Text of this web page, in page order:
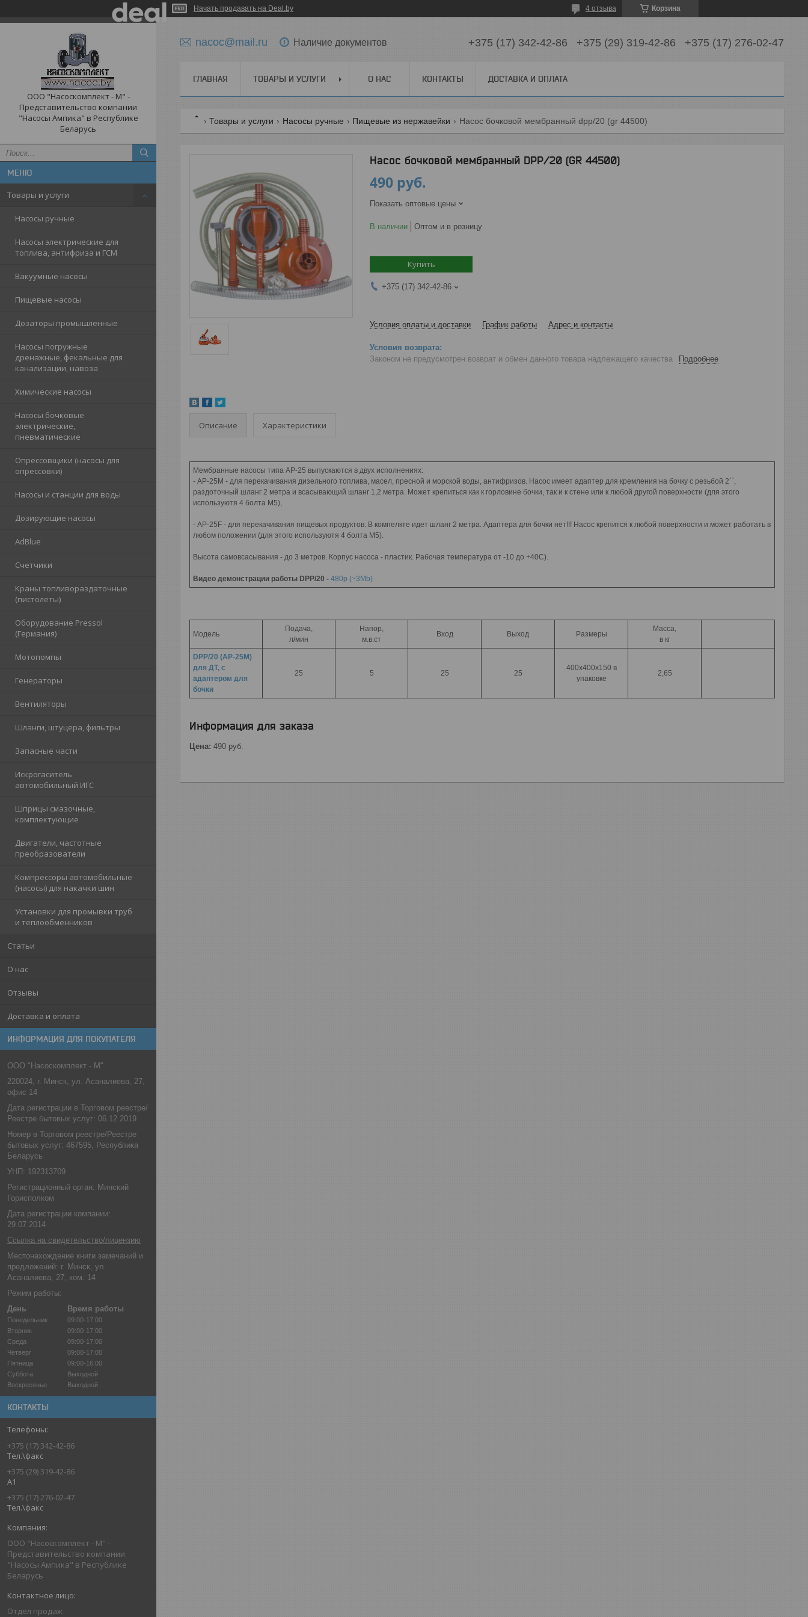
Начать продавать на Deal.by Корзина
4 отзыва
ООО "Насоскомплект - М" -
Представительство компании
"Насосы Ампика" в Республике
Беларусь
Товары и услуги
Насосы ручные
Насосы электрические для
топлива, антифриза и ГСМ
Вакуумные насосы
Пищевые насосы
Дозаторы промышленные
Насосы погружные
дренажные, фекальные для
канализации, навоза
Химические насосы
Насосы бочковые
электрические,
пневматические
Опрессовщики (насосы для
опрессовки)
Насосы и станции для воды
Дозирующие насосы
AdBlue
Счетчики
Краны топливораздаточные
(пистолеты)
Оборудование Pressol
(Германия)
Мотопомпы
Генераторы
Вентиляторы
Шланги, штуцера, фильтры
Запасные части
Искрогаситель
автомобильный ИГС
Шприцы смазочные,
комплектующие
Двигатели, частотные
преобразователи
Компрессоры автомобильные
(насосы) для накачки шин
Установки для промывки труб
и теплообменников
Статьи
О нас
Отзывы
Доставка и оплата
ИНФОРМАЦИЯ ДЛЯ ПОКУПАТЕЛЯ
ООО "Насоскомплект - М"
220024, г. Минск, ул. Асаналиева, 27,
офис 14
Дата регистрации в Торговом реестре/
Реестре бытовых услуг: 06.12.2019
Номер в Торговом реестре/Реестре
бытовых услуг: 467595, Республика
Беларусь
УНП: 192313709
Регистрационный орган: Минский
Горисполком
Дата регистрации компании:
29.07.2014
Ссылка на свидетельство/лицензию
Местонахождение книги замечаний и
предложений: г. Минск, ул.
Асаналиева, 27, ком. 14
Режим работы:
День
Время работы
Понедельник
09:00-17:00
Вторник
09:00-17:00
Среда
09:00-17:00
Четверг
09:00-17:00
Пятница
09:00-16:00
Суббота
Выходной
Воскресенье
Выходной
КОНТАКТЫ
+375 (17) 342-42-86
Тел.\факс
+375 (29) 319-42-86
A1
+375 (17) 276-02-47
Тел.\факс
ООО "Насоскомплект - М" -
Представительство компании
"Насосы Ампика" в Республике
Беларусь
Отдел продаж
nacoc@mail.ru Наличие документов +375 (17) 342-42-86 +375 (29) 319-42-86 +375 (17) 276-02-47
ГЛАВНАЯ ТОВАРЫ И УСЛУГИ О НАС КОНТАКТЫ ДОСТАВКА И ОПЛАТА
Товары и услуги Насосы ручные Пищевые из нержавейки Насос бочковой мембранный dpp/20 (gr 44500)
Насос бочковой мембранный DPP/20 (GR 44500)
490 руб.
Показать оптовые цены
В наличии Оптом и в розницу
Купить
+375 (17) 342-42-86
Условия оплаты и доставки График работы Адрес и контакты
Законом не предусмотрен возврат и обмен данного товара надлежащего качества Подробнее
Описание Характеристики
Мембранные насосы типа AP-25 выпускаются в двух исполнениях:
- AP-25M - для перекачивания дизельного топлива, масел, пресной и морской воды, антифризов. Насос имеет адаптер для кремления на бочку с резьбой 2``,
раздоточный шланг 2 метра и всасывающий шланг 1,2 метра. Может крепиться как к горловине бочки, так и к стене или к любой другой поверхности (для этого
используютя 4 болта М5),
- AP-25F - для перекачивания пищевых продуктов. В компелкте идет шланг 2 метра. Адаптера для бочки нет!!! Насос крепится к любой поверхности и может работать в
любом положении (для этого используютя 4 болта М5).
Высота самовсасывания - до 3 метров. Корпус насоса - пластик. Рабочая температура от -10 до +40С).
Видео демонстрации работы DPP/20 - 480p (~3Mb)
Модель
Подача,
л/мин
Напор,
м.в.ст
Вход Выход Размеры
Масса,
в кг
DPP/20 (AP-25M)
для ДТ, с
адаптером для
бочки
25 5 25 25
400х400х150 в
упаковке
2,65
Информация для заказа
Цена: 490 руб.